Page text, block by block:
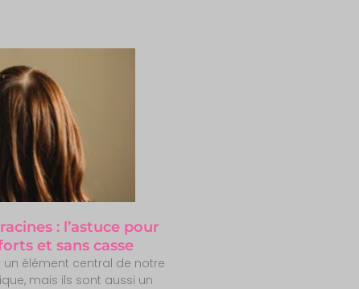
: l’astuce pour
et sans casse
un élément central de notre
mais ils sont aussi un